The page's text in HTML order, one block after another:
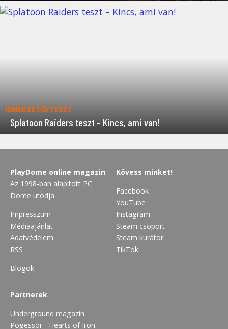
ISMERTETŐ/TESZT
Splatoon Raiders teszt – Kincs, ami van!
PlayDome online magazin
Az 1998-ban alapított PC
Dome utódja
Impresszum
Médiaajánlat
Adatvédelem
RSS
Blogok
Kövess minket!
Facebook
YouTube
Instagram
Steam csoport
Steam kurátor
TikTok
Partnerek
Underground magazin
Pogessor - Hearts of Iron